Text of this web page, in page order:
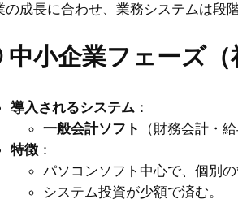
の成長に合わせ、業務システムは段
小企業フェーズ（
導入されるシステム ：
一般会計ソフト
（財務会計・給
特徴 ：
パソコンソフト中心で、個別の
システム投資が少額で済む。